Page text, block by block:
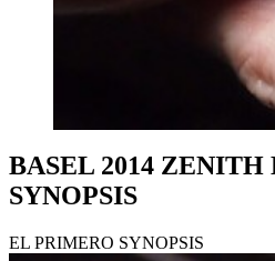
BASEL 2014
SYNOPSIS
EL PRIMERO SYNOPSIS